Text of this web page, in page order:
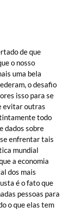
de que
o nosso
uma bela
o desafio
isso para se
evitar outras
todo
dados sobre
enfrentar tais
mundial
a economia
dos mais
é o fato que
pessoas para
o que elas tem